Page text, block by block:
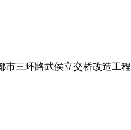
市三环路武侯立交桥改造工程